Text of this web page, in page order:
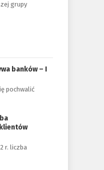
grupy
banków – I
pochwalić
r. liczba